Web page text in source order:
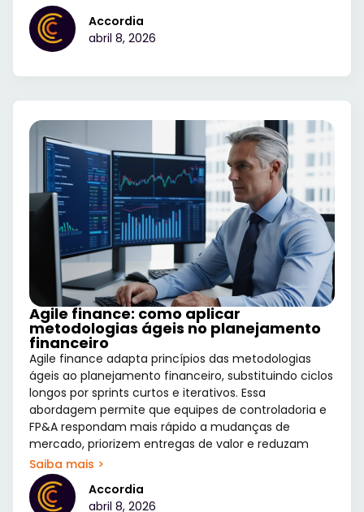
Accordia
abril 8, 2026
Agile finance: como aplicar
metodologias ágeis no planejamento
financeiro
Agile finance adapta princípios das metodologias
ágeis ao planejamento financeiro, substituindo ciclos
longos por sprints curtos e iterativos. Essa
abordagem permite que equipes de controladoria e
FP&A respondam mais rápido a mudanças de
mercado, priorizem entregas de valor e reduzam
Saiba mais >
Accordia
abril 8, 2026